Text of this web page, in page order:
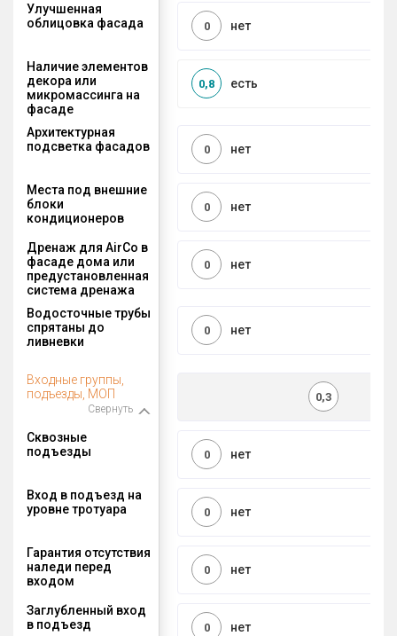
Улучшенная
облицовка фасада
нет
0
Наличие элементов
декора или
микромассинга на
фасаде
есть
0,8
Архитектурная
подсветка фасадов
нет
0
Места под внешние
блоки
кондиционеров
нет
0
Дренаж для AirCo в
фасаде дома или
предустановленная
система дренажа
нет
0
Водосточные трубы
спрятаны до
ливневки
нет
0
Входные группы,
подъезды, МОП
Свернуть
0,3
Сквозные
подъезды
нет
0
Вход в подъезд на
уровне тротуара
нет
0
Гарантия отсутствия
наледи перед
входом
нет
0
Заглубленный вход
в подъезд
нет
0